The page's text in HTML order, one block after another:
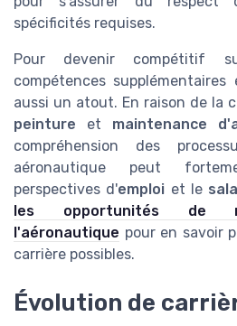
spécificités requises.
Pour devenir compétitif
compétences supplémentaires
aussi un atout. En raison de la
peinture et maintenance
compréhension des
aéronautique peut
perspectives d'emploi et le
les opportunités de
l'aéronautique pour en savoir
carrière possibles.
Évolution de